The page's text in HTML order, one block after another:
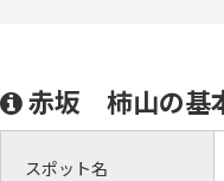
赤坂 柿山の基
スポット名